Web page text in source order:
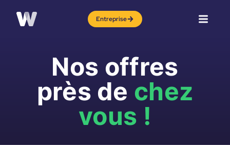
Entreprise
Nos offres
près de chez
vous !